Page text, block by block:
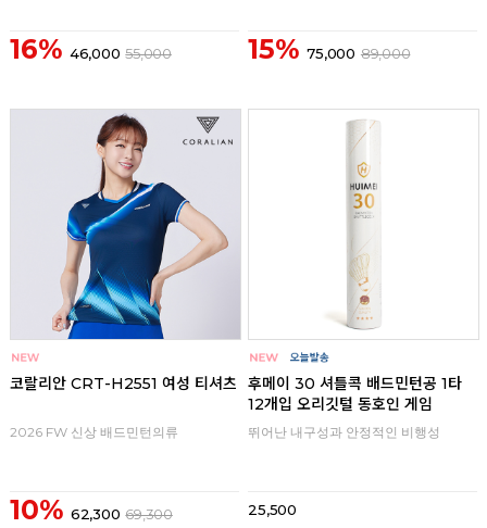
16% 46,000 55,000 15% 75,000 89,000
코랄리안 CRT-H2551 여성 티셔츠
2026 FW 신상 배드민턴의류
10% 62,300 69,300
후메이 30 셔틀콕 배드민턴공 1타
12개입 오리깃털 동호인 게임
뛰어난 내구성과 안정적인 비행성
25,500